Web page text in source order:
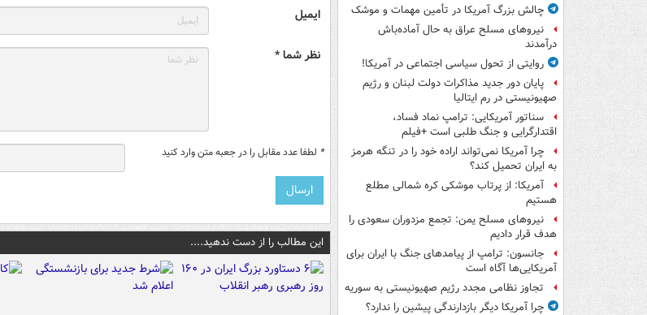
چالش بزرگ آمریکا در تأمین مهمات و موشک
نیروهای مسلح عراق به حال آماده‌باش
درآمدند
روایتی از تحول سیاسی اجتماعی در آمریکا!
پایان دور جدید مذاکرات دولت لبنان و رژیم
صهیونیستی در رم ایتالیا
سناتور آمریکایی: ترامپ نماد فساد،
اقتدارگرایی و جنگ طلبی است +فیلم
چرا آمریکا نمی‌تواند اراده خود را در تنگه هرمز
به ایران تحمیل کند؟
آمریکا: از پرتاب موشکی کره شمالی مطلع
هستیم
نیروهای مسلح یمن: تجمع مزدوران سعودی را
هدف قرار دادیم
جانسون: ترامپ از پیامدهای جنگ با ایران برای
آمریکایی‌ها آگاه است
تجاوز نظامی مجدد رژیم صهیونیستی به سوریه
چرا آمریکا دیگر بازدارندگی پیشین را ندارد؟
ایمیل
نظر شما *
* لطفا عدد مقابل را در جعبه متن وارد کنید
این مطالب را از دست ندهید....